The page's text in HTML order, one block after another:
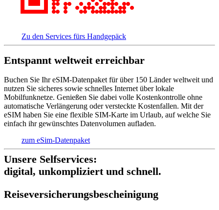
Zu den Services fürs Handgepäck
Entspannt weltweit erreichbar
Buchen Sie Ihr eSIM-Datenpaket für über 150 Länder weltweit und
nutzen Sie sicheres sowie schnelles Internet über lokale
Mobilfunknetze. Genießen Sie dabei volle Kostenkontrolle ohne
automatische Verlängerung oder versteckte Kostenfallen. Mit der
eSIM haben Sie eine flexible SIM-Karte im Urlaub, auf welche Sie
einfach ihr gewünschtes Datenvolumen aufladen.
zum eSim-Datenpaket
Unsere Selfservices:
digital, unkompliziert und schnell.
Reise­versich­erungs­beschei­nigung